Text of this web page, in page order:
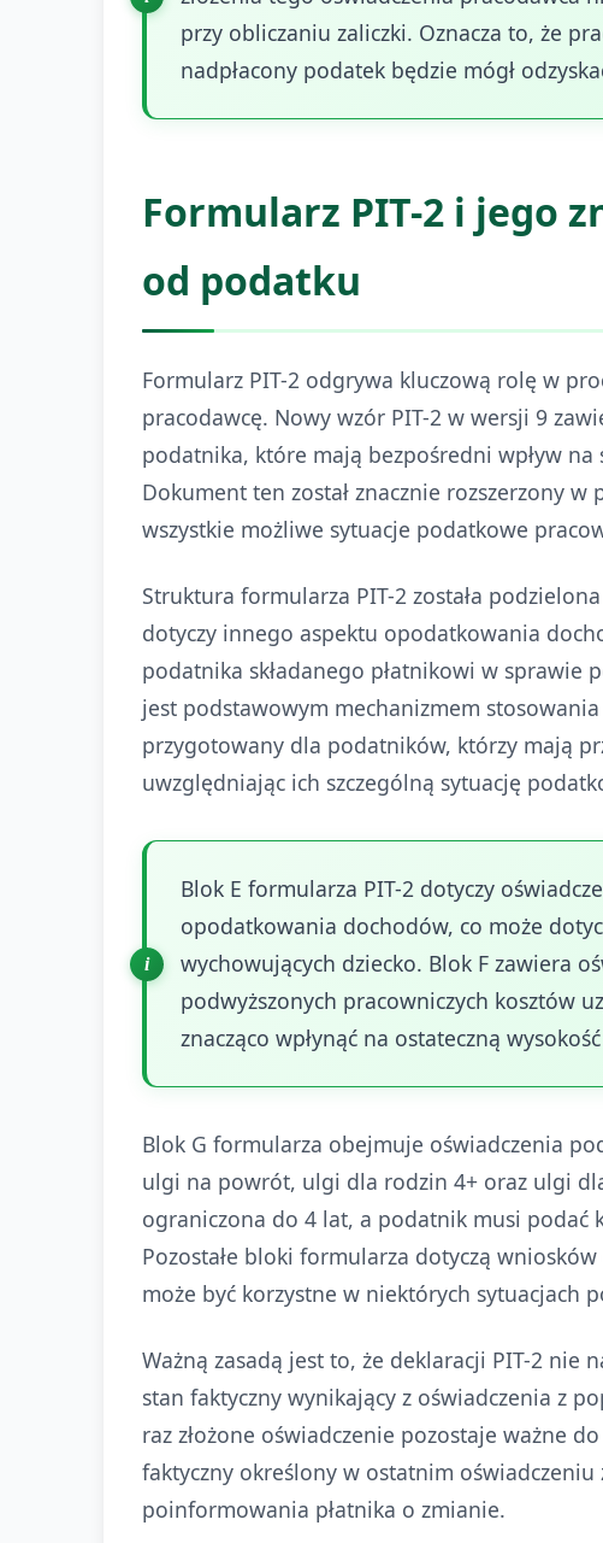
przy obliczaniu zaliczki. Oznacza to, że
nadpłacony podatek będzie mógł
Formularz PIT-2 i jego
od podatku
Formularz PIT-2 odgrywa kluczową rolę w
pracodawcę. Nowy wzór PIT-2 w wersji 9
podatnika, które mają bezpośredni wpływ
Dokument ten został znacznie rozszerzony
wszystkie możliwe sytuacje podatkowe
Struktura formularza PIT-2 została
dotyczy innego aspektu opodatkowania
podatnika składanego płatnikowi w sprawie
jest podstawowym mechanizmem
przygotowany dla podatników, którzy mają
uwzględniając ich szczególną sytuację
Blok E formularza PIT-2 dotyczy
opodatkowania dochodów, co może
wychowujących dziecko. Blok F zawiera
podwyższonych pracowniczych kosztów
znacząco wpłynąć na ostateczną
Blok G formularza obejmuje oświadczenia
ulgi na powrót, ulgi dla rodzin 4+ oraz ulgi
ograniczona do 4 lat, a podatnik musi podać
Pozostałe bloki formularza dotyczą
może być korzystne w niektórych sytuacjach
Ważną zasadą jest to, że deklaracji PIT-2 nie
stan faktyczny wynikający z oświadczenia z
raz złożone oświadczenie pozostaje ważne
faktyczny określony w ostatnim
poinformowania płatnika o zmianie.